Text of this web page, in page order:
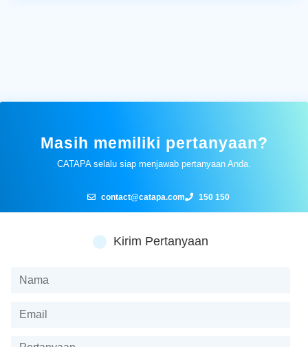
Masih memiliki pertanyaan?
CATAPA selalu siap menjawab pertanyaan Anda.
contact@catapa.com 150 150
Kirim Pertanyaan